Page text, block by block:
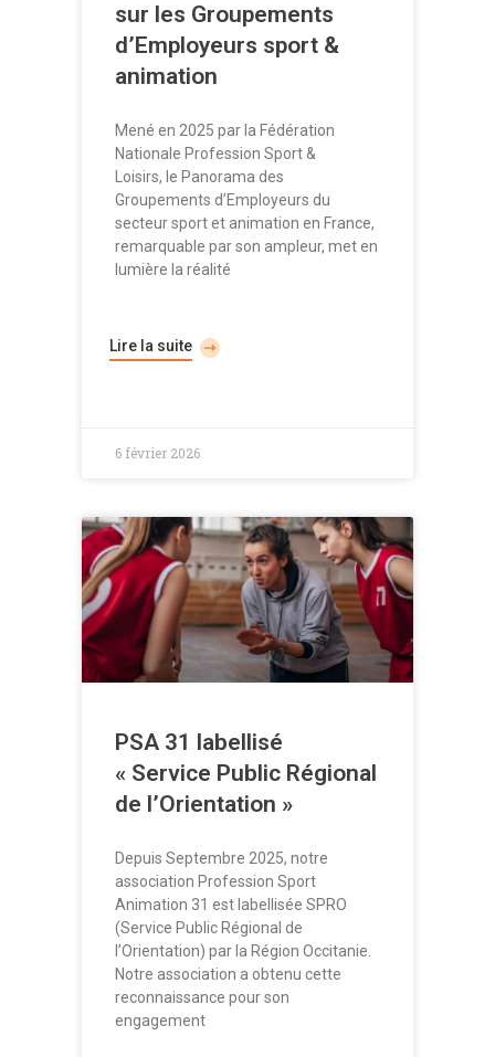
sur les Groupements
d’Employeurs sport &
animation
Mené en 2025 par la Fédération
Nationale Profession Sport &
Loisirs, le Panorama des
Groupements d’Employeurs du
secteur sport et animation en France,
remarquable par son ampleur, met en
lumière la réalité
Lire la suite
6 février 2026
PSA 31 labellisé
« Service Public Régional
de l’Orientation »
Depuis Septembre 2025, notre
association Profession Sport
Animation 31 est labellisée SPRO
(Service Public Régional de
l’Orientation) par la Région Occitanie.
Notre association a obtenu cette
reconnaissance pour son
engagement